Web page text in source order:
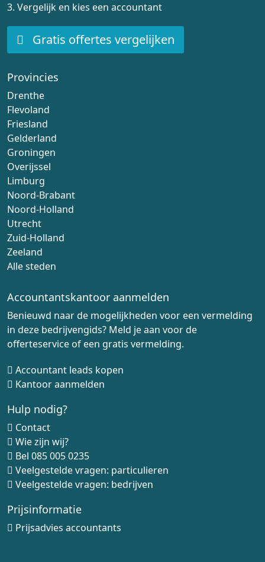
3. Vergelijk en kies een accountant
Gratis offertes vergelijken
Provincies
Drenthe
Flevoland
Friesland
Gelderland
Groningen
Overijssel
Limburg
Noord-Brabant
Noord-Holland
Utrecht
Zuid-Holland
Zeeland
Alle steden
Accountantskantoor aanmelden
Benieuwd naar de mogelijkheden voor een vermelding
in deze bedrijvengids? Meld je aan voor de
offerteservice of een gratis vermelding.
Accountant leads kopen
Kantoor aanmelden
Hulp nodig?
Contact
Wie zijn wij?
Bel 085 005 0235
Veelgestelde vragen: particulieren
Veelgestelde vragen: bedrijven
Prijsinformatie
Prijsadvies accountants